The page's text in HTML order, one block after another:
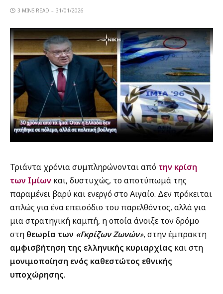
3 MINS READ 31/01/2026
Τριάντα χρόνια συμπληρώνονται από την κρίση
των Ιμίων και, δυστυχώς, το αποτύπωμά της
παραμένει βαρύ και ενεργό στο Αιγαίο. Δεν πρόκειται
απλώς για ένα επεισόδιο του παρελθόντος, αλλά για
μια στρατηγική καμπή, η οποία άνοιξε τον δρόμο
στη θεωρία των «Γκρίζων Ζωνών», στην έμπρακτη
αμφισβήτηση της ελληνικής κυριαρχίας και στη
μονιμοποίηση ενός καθεστώτος εθνικής
υποχώρησης.